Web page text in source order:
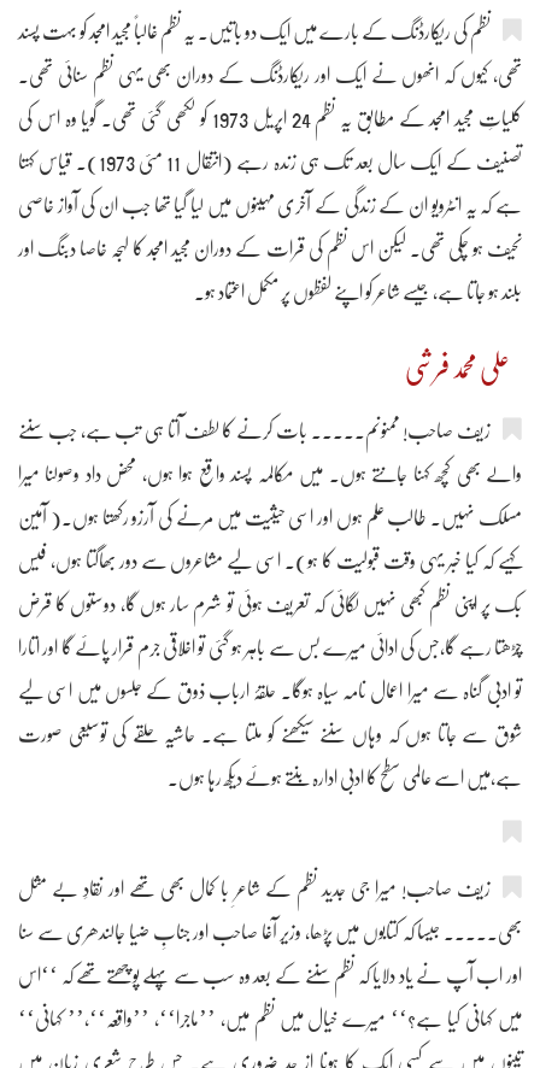
نظم کی ریکارڈنگ کے بارے میں ایک دو باتیں۔ یہ نظم غالباً مجید امجد کو بہت پسند
تھی، کیوں کہ انھوں نے ایک اور ریکارڈنگ کے دوران بھی یہی نظم سنائی تھی۔
کلیاتِ مجید امجد کے مطابق یہ نظم 24 اپریل 1973 کو لکھی گئی تھی۔ گویا وہ اس کی
تصنیف کے ایک سال بعد تک ہی زندہ رہے (انتقال 11 مئی 1973)۔ قیاس کہتا
ہے کہ یہ انٹرویو ان کے زندگی کے آخری مہینوں میں لیا گیا تھا جب ان کی آواز خاصی
نحیف ہو چکی تھی۔ لیکن اس نظم کی قرات کے دوران مجید امجد کا لہجہ خاصا دبنگ اور
بلند ہو جاتا ہے، جیسے شاعر کو اپنے لفظوں پر مکمل اعتماد ہو۔
علی محمد فرشی
زیف صاحب! ممنونم۔۔۔۔۔ بات کرنے کا لطف آتا ہی تب ہے، جب سننے
والے بھی کچھ کہنا جانتے ہوں۔ میں مکالمہ پسند واقع ہوا ہوں، محض داد وصولنا میرا
مسلک نہیں۔ طالب علم ہوں اور اسی حیثیت میں مرنے کی آرزو رکھتا ہوں۔( آمین
کہیے کہ کیا خبر یہی وقت قبولیت کا ہو)۔ اسی لیے مشاعروں سے دور بھاگتا ہوں، فیس
بک پر اپنی نظم کبھی نہیں لگائی کہ تعریف ہوئی تو شرم سار ہوں گا، دوستوں کا قرض
چڑھتا رہے گا،جس کی ادائی میرے بس سے باہر ہو گئی تو اخلاقی جرم قرار پائے گا اور اتارا
تو ادبی گناہ سے میرا اعمال نامہ سیاہ ہوگا۔ حلقۂ ارباب ذوق کے جلسوں میں اسی لیے
شوق سے جاتا ہوں کہ وہاں سننے سیکھنے کو ملتا ہے۔ حاشیہ حلقے کی توسیعی صورت
ہے،میں اسے عالمی سطح کا ادبی ادارہ بنتے ہوئے دیکھ رہا ہوں۔
زیف صاحب! میرا جی جدید نظم کے شاعرِ با کمال بھی تھے اور نقادِ بے مثل
بھی۔۔۔۔۔ جیسا کہ کتابوں میں پڑھا، وزیر آغا صاحب اور جنابِ ضیا جالندھری سے سنا
اور اب آپ نے یاد دلایا کہ نظم سننے کے بعد وہ سب سے پہلے پوچھتے تھے کہ ‘‘اس
میں کہانی کیا ہے؟‘‘ میرے خیال میں نظم میں، ’’ماجرا‘‘، ’’واقعہ‘‘،’’ کہانی‘‘
تینوں میں سے کسی ایک کا ہونا از حد ضروری ہے۔ جس طرح شعری زبان میں